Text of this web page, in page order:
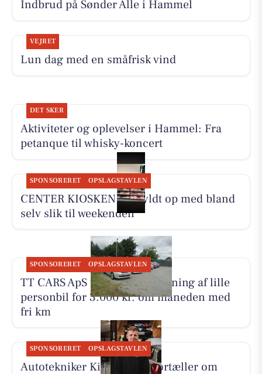
Indbrud på Sønder Alle i Hammel
VEJRET
Lun dag med en småfrisk vind
DET SKER
Aktiviteter og oplevelser i Hammel: Fra
petanque til whisky-koncert
SPONSORERET OPSLAGSTAVLEN
CENTER KIOSKEN har fyldt op med bland
selv slik til weekenden
SPONSORERET OPSLAGSTAVLEN
TT CARS ApS tilbyder biludlejning af lille
personbil for 3.000 kr. om måneden med
fri km
SPONSORERET OPSLAGSTAVLEN
Autotekniker Kim Skytthe fortæller om